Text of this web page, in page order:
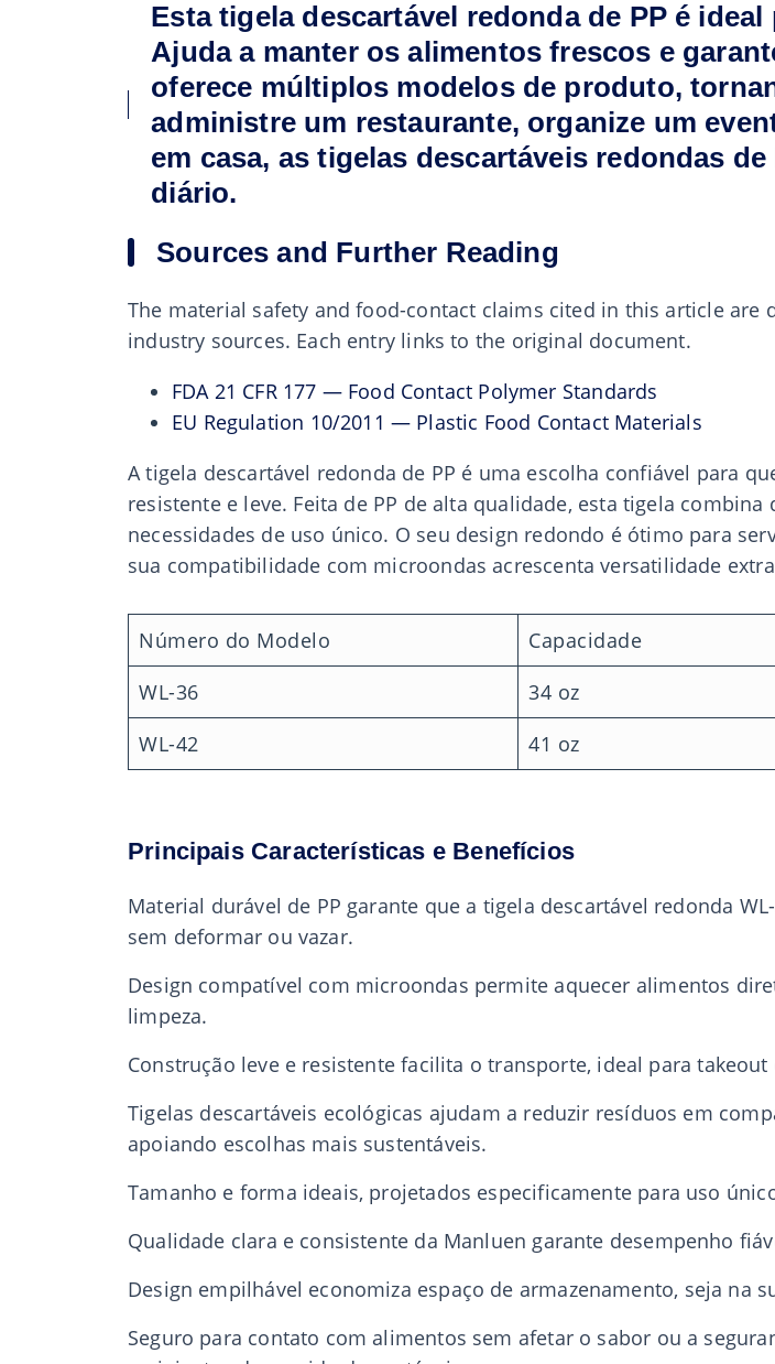
Esta tigela descartável redonda de PP é
Ajuda a manter os alimentos frescos e
oferece múltiplos modelos de produto,
administre um restaurante, organize um
em casa, as tigelas descartáveis redondas
diário.
Sources and Further Reading
The material safety and food-contact claims cited in this article
industry sources. Each entry links to the original document.
FDA 21 CFR 177 — Food Contact Polymer Standards
EU Regulation 10/2011 — Plastic Food Contact Materials
A tigela descartável redonda de PP é uma escolha confiável para
resistente e leve. Feita de PP de alta qualidade, esta tigela
necessidades de uso único. O seu design redondo é ótimo para
sua compatibilidade com microondas acrescenta versatilidade
Número do Modelo Capacidade
WL-36
34 oz
WL-42
41 oz
Principais Características e Benefícios
Material durável de PP garante que a tigela descartável redonda
sem deformar ou vazar.
Design compatível com microondas permite aquecer alimentos
limpeza.
Construção leve e resistente facilita o transporte, ideal para
Tigelas descartáveis ecológicas ajudam a reduzir resíduos em
apoiando escolhas mais sustentáveis.
Tamanho e forma ideais, projetados especificamente para uso
Qualidade clara e consistente da Manluen garante desempenho
Design empilhável economiza espaço de armazenamento, seja na
Seguro para contato com alimentos sem afetar o sabor ou a